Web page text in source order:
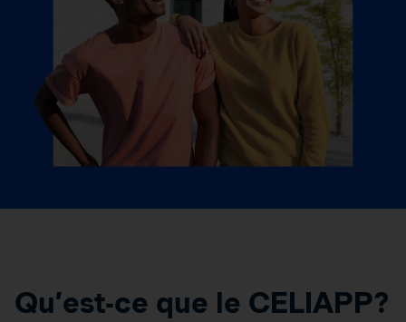
Qu’est-ce que le CELIAPP?